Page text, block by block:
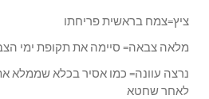
ציץ=צמח בראשית פריחתו
מלאה צבאה= סיימה את תקופת ימי
נרצה עוונה= כמו אסיר בכלא שממלא
לאחר שחטא